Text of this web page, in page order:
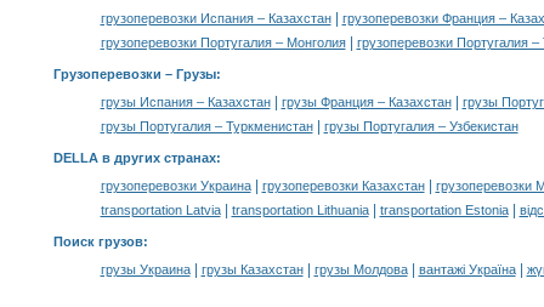
грузоперевозки Испания – Казахстан|
грузоперевозки Франция –
грузоперевозки Португалия – Монголия| грузоперевозки Португалия
Грузоперевозки – Грузы:
грузы Испания – Казахстан| грузы Франция – Казахстан|
грузы
грузы Португалия – Туркменистан| грузы Португалия – Узбекистан
DELLA в других странах:
грузоперевозки Украина| грузоперевозки Казахстан|
грузоперевозки
transportation Latvia| transportation Lithuania| transportation Estonia|
Поиск грузов:
грузы Украина| грузы Казахстан| грузы Молдова| вантажі Україна|